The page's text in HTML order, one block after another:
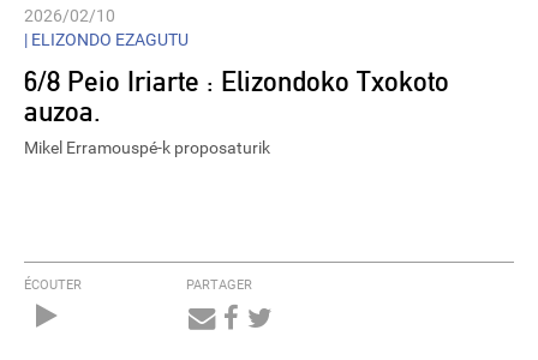
2026/02/10
| ELIZONDO EZAGUTU
6/8 Peio Iriarte : Elizondoko Txokoto
auzoa.
Mikel Erramouspé-k proposaturik
ÉCOUTER PARTAGER